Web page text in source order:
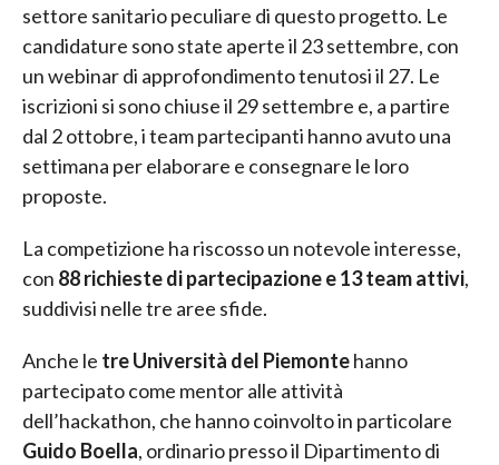
settore sanitario peculiare di questo progetto. Le
candidature sono state aperte il 23 settembre, con
un webinar di approfondimento tenutosi il 27. Le
iscrizioni si sono chiuse il 29 settembre e, a partire
dal 2 ottobre, i team partecipanti hanno avuto una
settimana per elaborare e consegnare le loro
proposte.
La competizione ha riscosso un notevole interesse,
con 88 richieste di partecipazione e 13 team attivi,
suddivisi nelle tre aree sfide.
Anche le tre Università del Piemontehanno
partecipato come mentor alle attività
dell’hackathon, che hanno coinvolto in particolare
Guido Boella, ordinario presso il Dipartimento di